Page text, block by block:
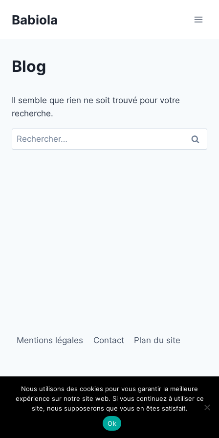
Babiola
Blog
Il semble que rien ne soit trouvé pour votre
recherche.
Rechercher :
Mentions légales Contact Plan du site
© 2026 Babiola
Nous utilisons des cookies pour vous garantir la meilleure
expérience sur notre site web. Si vous continuez à utiliser ce
site, nous supposerons que vous en êtes satisfait.
Ok